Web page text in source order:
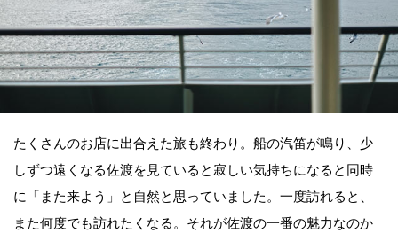
たくさんのお店に出合えた旅も終わり。船の汽笛が鳴り、少
しずつ遠くなる佐渡を見ていると寂しい気持ちになると同時
に「また来よう」と自然と思っていました。一度訪れると、
また何度でも訪れたくなる。それが佐渡の一番の魅力なのか